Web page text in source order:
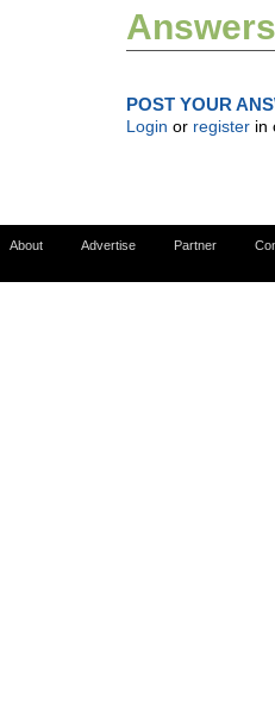
Answers
POST YOUR
Login or register in
About Advertise Partner